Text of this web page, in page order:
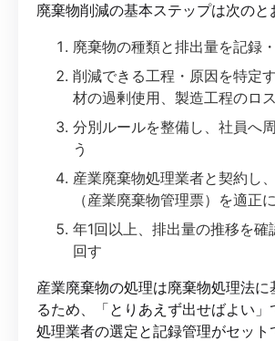
廃棄物削減の基本ステップは次のと
廃棄物の種類と排出量を記録
削減できる工程・原因を特定
材の過剰使用、製造工程のロス
分別ルールを整備し、社員へ
う
産業廃棄物処理業者と契約し
（産業廃棄物管理票）を適正
年1回以上、排出量の推移を確
回す
産業廃棄物の処理は廃棄物処理法に
るため、「とりあえず出せばよい」
処理業者の選定と記録管理がセット